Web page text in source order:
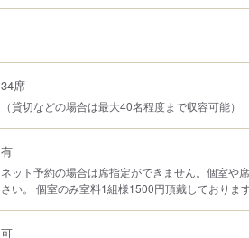
34席
（貸切などの場合は最大40名程度まで収容可能）
有
ネット予約の場合は席指定ができません。個室や
さい。 個室のみ室料1組様1500円頂戴しております
可